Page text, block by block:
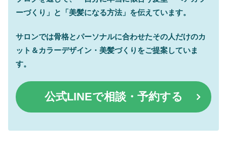
ーづくり」と「美髪になる方法」を伝えています。
サロンでは骨格とパーソナルに合わせたその人だけのカ
ット＆カラーデザイン・美髪づくりをご提案していま
す。
公式LINEで相談・予約する